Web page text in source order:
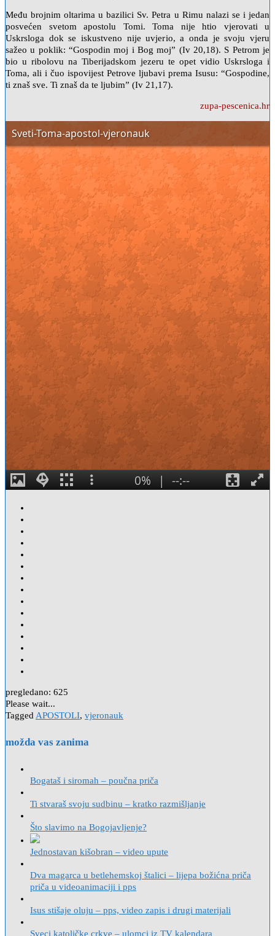
Među brojnim oltarima u bazilici Sv. Petra u Rimu nalazi se i jedan
posvećen svetom apostolu Tomi. Toma nije htio vjerovati u
Uskrsloga dok se iskustveno nije uvjerio, a onda je svoju vjeru
sažeo u poklik: “Gospodin moj i Bog moj” (Iv 20,18). S Petrom je
bio u ribolovu na Tiberijadskom jezeru te opet vidio Uskrsloga i
Toma, ali i čuo ispovijest Petrove ljubavi prema Isusu: “Gospodine,
ti znaš sve. Ti znaš da te ljubim” (Iv 21,17).
zupa-pescenica.hr
pregledano: 625
Please wait...
TaggedAPOSTOLI, vjeronauk
možda vas zanima
Bogataš i siromah – poučna priča
Ti stvaraš svoju sudbinu – kratko razmišljanje
Što slavimo na Bogojavljenje?
Jednostavan kišobran – video upute
Dva magarca u betlehemskoj štalici – lijepa božićna priča
priča u videoanimaciji i pps
Isus stišaje oluju – pps, video zapis i drugi materijali
Sveci katoličke crkve – ulomci iz TV kalendara